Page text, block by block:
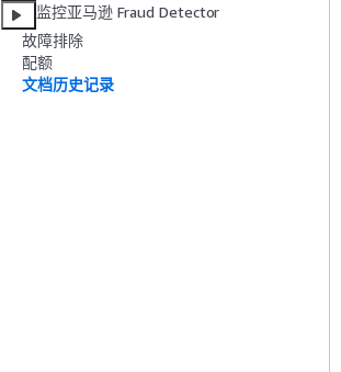
监控亚马逊 Fraud Detector
故障排除
配额
文档历史记录